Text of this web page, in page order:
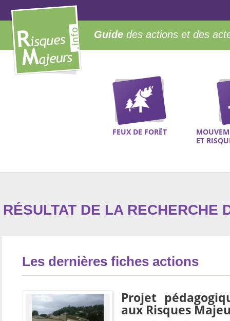
Guide des actions et des
FEUX DE FORÊT
ET
RÉSULTAT DE LA RECHERCHE
Les dernières fiches actions
Projet
aux Risques